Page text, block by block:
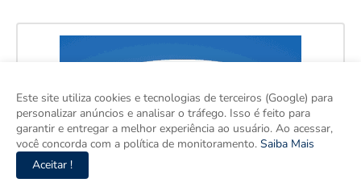
Este site utiliza cookies e tecnologias de terceiros (Google) para
personalizar anúncios e analisar o tráfego. Isso é feito para
garantir e entregar a melhor experiência ao usuário. Ao acessar,
você concorda com a política de monitoramento. Saiba Mais
Aceitar !